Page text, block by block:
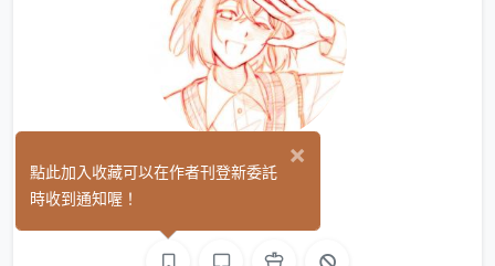
阿乔 (0)
×
點此加入收藏可以在作者刊登新委託
時收到通知喔！